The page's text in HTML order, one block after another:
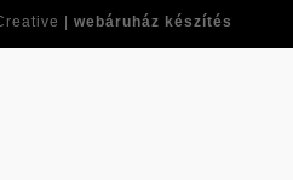
| webáruház készítés